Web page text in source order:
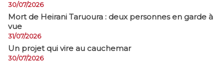
30/07/2026
Mort de Heirani Taruoura : deux personnes en garde à
vue
31/07/2026
Un projet qui vire au cauchemar
30/07/2026